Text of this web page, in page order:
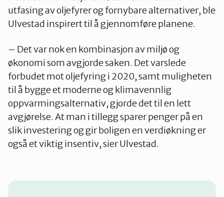
utfasing av oljefyrer og fornybare alternativer, ble
Ulvestad inspirert til å gjennomføre planene.
– Det var nok en kombinasjon av miljø og
økonomi som avgjorde saken. Det varslede
forbudet mot oljefyring i 2020, samt muligheten
til å bygge et moderne og klimavennlig
oppvarmingsalternativ, gjorde det til en lett
avgjørelse. At man i tillegg sparer penger på en
slik investering og gir boligen en verdiøkning er
også et viktig insentiv, sier Ulvestad.